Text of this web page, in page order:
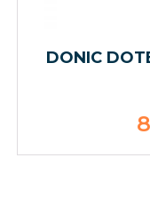
DONIC